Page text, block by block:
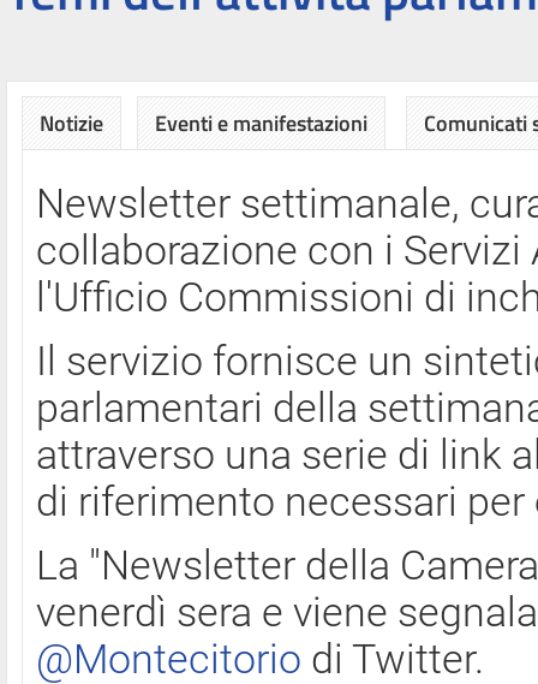
Notizie Eventi e manifestazioni Comunicati
Newsletter settimanale,
collaborazione con i
l'Ufficio Commissioni di
Il servizio fornisce un
parlamentari della
attraverso una serie di link
di riferimento necessari
La "Newsletter della
venerdì sera e viene
@Montecitorio di Twitter.